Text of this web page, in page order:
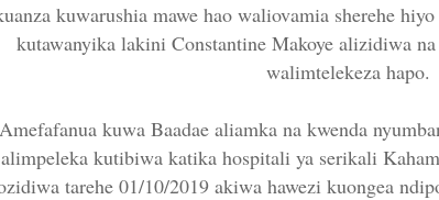
kuwarushia mawe hao waliovamia sherehe
kutawanyika lakini Constantine Makoye alizidiwa
walimtelekeza hapo.
Amefafanua kuwa Baadae aliamka na kwenda
alimpeleka kutibiwa katika hospitali ya serikali
tarehe 01/10/2019 akiwa hawezi kuongea